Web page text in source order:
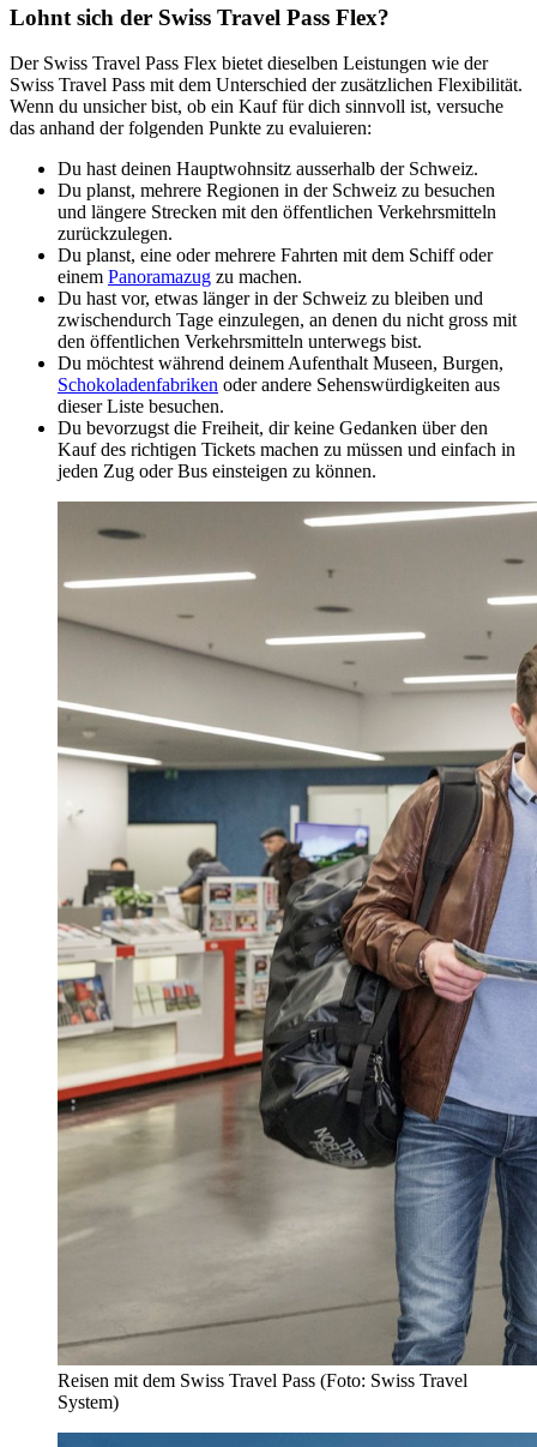
Lohnt sich der Swiss Travel Pass Flex?
Der Swiss Travel Pass Flex bietet dieselben Leistungen wie der
Swiss Travel Pass mit dem Unterschied der zusätzlichen Flexibilität.
Wenn du unsicher bist, ob ein Kauf für dich sinnvoll ist, versuche
das anhand der folgenden Punkte zu evaluieren:
Du hast deinen Hauptwohnsitz ausserhalb der Schweiz.
Du planst, mehrere Regionen in der Schweiz zu besuchen
und längere Strecken mit den öffentlichen Verkehrsmitteln
zurückzulegen.
Du planst, eine oder mehrere Fahrten mit dem Schiff oder
einem Panoramazug zu machen.
Du hast vor, etwas länger in der Schweiz zu bleiben und
zwischendurch Tage einzulegen, an denen du nicht gross mit
den öffentlichen Verkehrsmitteln unterwegs bist.
Du möchtest während deinem Aufenthalt Museen, Burgen,
Schokoladenfabriken oder andere Sehenswürdigkeiten aus
dieser Liste besuchen.
Du bevorzugst die Freiheit, dir keine Gedanken über den
Kauf des richtigen Tickets machen zu müssen und einfach in
jeden Zug oder Bus einsteigen zu können.
Reisen mit dem Swiss Travel Pass (Foto: Swiss Travel
System)